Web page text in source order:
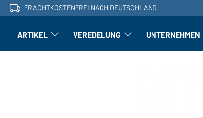
FRACHTKOSTENFREI NACH DEUTSCHLAND
ARTIKEL Artikel: Untermenü öffnen
VEREDELUNG Veredelung: Untermenü öffnen
UNTERNEHMEN